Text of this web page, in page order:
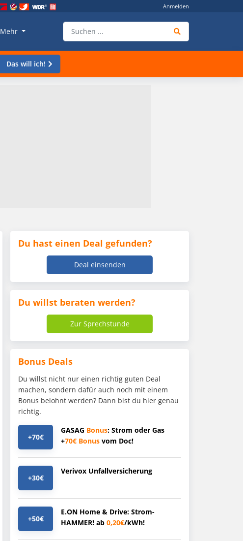
Anmelden
Mehr
Das will ich!
Du hast einen Deal gefunden?
Deal einsenden
Du willst beraten werden?
Zur Sprechstunde
Bonus Deals
Du willst nicht nur einen richtig guten Deal
machen, sondern dafür auch noch mit einem
Bonus belohnt werden? Dann bist du hier genau
richtig.
+70€
GASAG Bonus: Strom oder Gas
+70€ Bonus vom Doc!
+30€
Verivox Unfallversicherung
+50€
E.ON Home & Drive: Strom-
HAMMER! ab 0,20€/kWh!